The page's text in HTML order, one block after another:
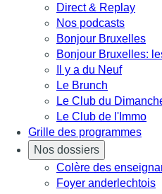
Direct & Replay
Nos podcasts
Bonjour Bruxelles
Bonjour Bruxelles:
Il y a du Neuf
Le Brunch
Le Club du
Le Club de l'Immo
Grille des programmes
Nos dossiers
Colère des
Foyer anderlechtois